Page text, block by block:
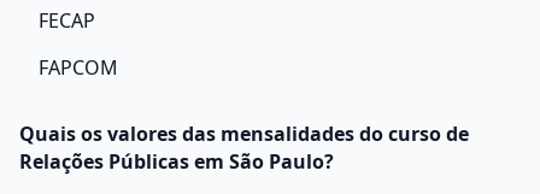
FECAP
FAPCOM
Quais os valores das mensalidades do curso de
Relações Públicas em São Paulo?